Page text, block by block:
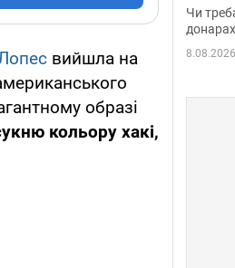
вийшла на
образі
кольору хакі,
суддя
Чи